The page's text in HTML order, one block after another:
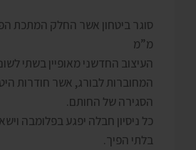
מ”מ
העיצוב החדשני מאופיין בשתי
המחוברות לבורג, אשר חודרות
הסגירה של החותם.
כל ניסיון חבלה יפגע בפלומבה
בלתי הפיך.